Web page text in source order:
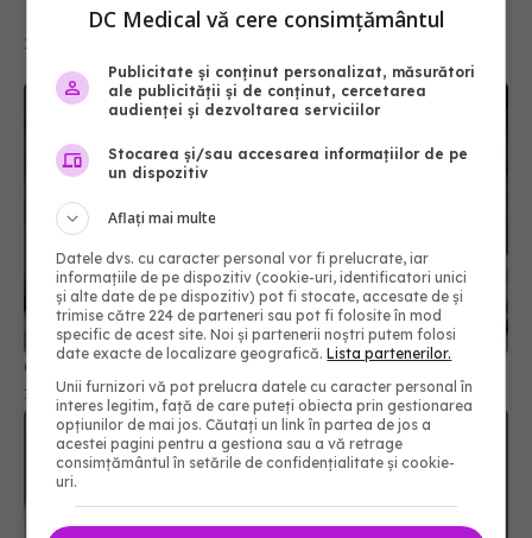
Ce își doresc cu adevărat pacienții cu cancer
10 mar 2026, 21:14
DC Medical vă cere consimțământul
Publicitate și conținut personalizat, măsurători
ale publicității și de conținut, cercetarea
audienței și dezvoltarea serviciilor
Stocarea și/sau accesarea informațiilor de pe
un dispozitiv
Aflați mai multe
Datele dvs. cu caracter personal vor fi prelucrate, iar
informațiile de pe dispozitiv (cookie-uri, identificatori unici
și alte date de pe dispozitiv) pot fi stocate, accesate de și
trimise către 224 de parteneri sau pot fi folosite în mod
specific de acest site. Noi și partenerii noștri putem folosi
date exacte de localizare geografică.Lista partenerilor.
Unii furnizori vă pot prelucra datele cu caracter personal în
interes legitim, față de care puteți obiecta prin gestionarea
opțiunilor de mai jos. Căutați un link în partea de jos a
acestei pagini pentru a gestiona sau a vă retrage
consimțământul în setările de confidențialitate și cookie-
uri.